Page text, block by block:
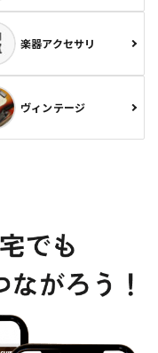
楽器アクセサリ
ヴィンテージ